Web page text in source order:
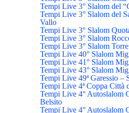
Tempi Live 3° Slalom del
Tempi Live 3° Slalom del
Vallo
Tempi Live 3° Slalom
Tempi Live 3° Slalom
Tempi Live 3° Slalom
Tempi Live 40° Slalom
Tempi Live 41° Slalom
Tempi Live 43° Slalom
Tempi Live 49ª Garessio –
Tempi Live 4ª Coppa Città
Tempi Live 4° Autoslalom
Belsito
Tempi Live 4° Autoslalom